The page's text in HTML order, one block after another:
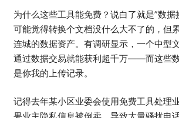
为什么这些工具能免费？说白了就是”数据
可能觉得转换个文档没什么大不了的，但
连城的数据资产。有调研显示，一个中型
通过数据交易就能获利超千万——而这些
是你我的上传记录。
记得去年某小区业委会使用免费工具处理
果业主隐私信息被倒卖，导致大量骚扰电